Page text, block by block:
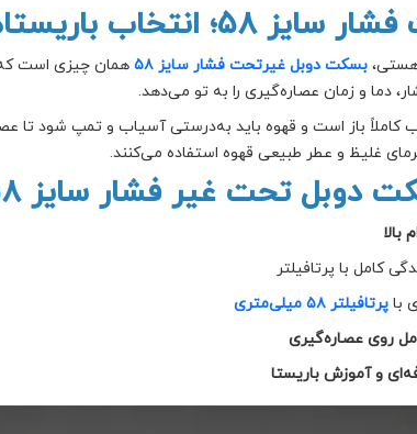
باریستاهای حرفه‌ای
هستی، بسکت دوبل غیرتحت فشار سایز ۵۸
همان چیزی است
دما و زمان عصاره‌گیری را به تو می‌دهد.
باز است و قهوه باید به‌درستی آسیاب و تمپ شود تا
غلیظ و عطر طبیعی قهوه استفاده می‌کنند.
دوبل تحت غیر فشار سایز ۵۸
کامل با پرتافیلتر
با پرتافیلتر ۵۸ میلی‌متری
روی عصاره‌گیری
و آموزش باریستا